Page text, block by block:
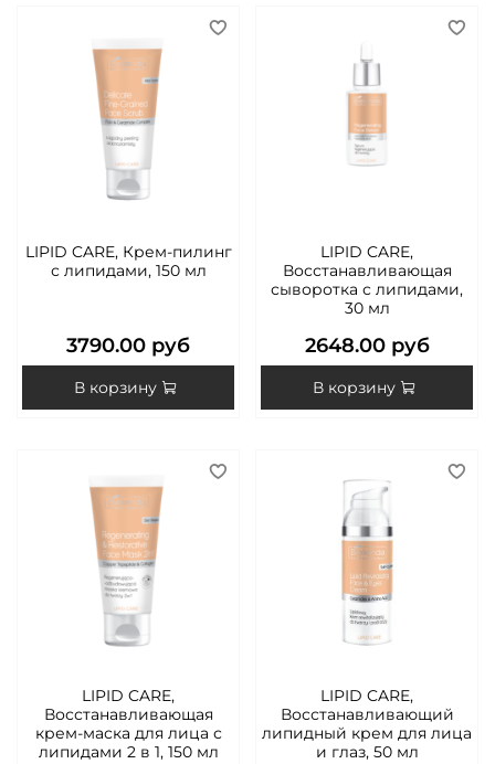
LIPID CARE, Крем-пилинг
с липидами, 150 мл
3790.00 руб
В корзину
LIPID CARE,
Восстанавливающая
сыворотка с липидами,
30 мл
2648.00 руб
В корзину
LIPID CARE,
Восстанавливающая
крем-маска для лица с
липидами 2 в 1, 150 мл
LIPID CARE,
Восстанавливающий
липидный крем для лица
и глаз, 50 мл